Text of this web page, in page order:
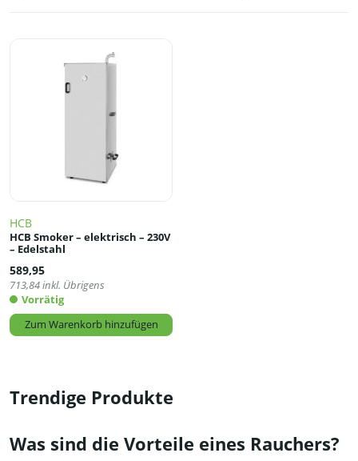
HCB
HCB Smoker – elektrisch – 230V
– Edelstahl
589,95
713,84inkl. Übrigens
Vorrätig
Zum Warenkorb hinzufügen
Trendige Produkte
Was sind die Vorteile eines Rauchers?